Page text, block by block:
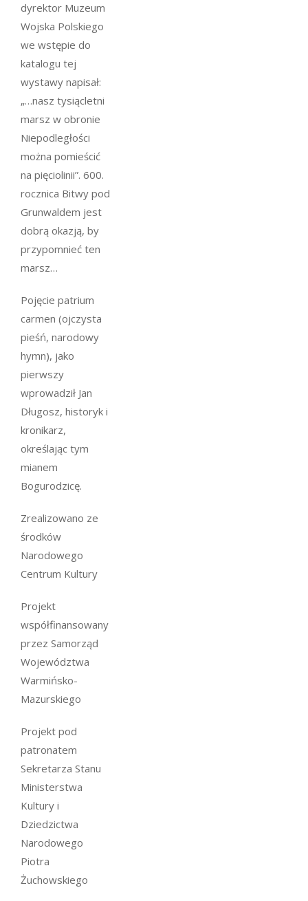
dyrektor Muzeum
Wojska Polskiego
we wstępie do
katalogu tej
wystawy napisał:
„…nasz tysiącletni
marsz w obronie
Niepodległości
można pomieścić
na pięciolinii”. 600.
rocznica Bitwy pod
Grunwaldem jest
dobrą okazją, by
przypomnieć ten
marsz…
Pojęcie patrium
carmen (ojczysta
pieśń, narodowy
hymn), jako
pierwszy
wprowadził Jan
Długosz, historyk i
kronikarz,
określając tym
mianem
Bogurodzicę.
Zrealizowano ze
środków
Narodowego
Centrum Kultury
Projekt
współfinansowany
przez Samorząd
Województwa
Warmińsko-
Mazurskiego
Projekt pod
patronatem
Sekretarza Stanu
Ministerstwa
Kultury i
Dziedzictwa
Narodowego
Piotra
Żuchowskiego